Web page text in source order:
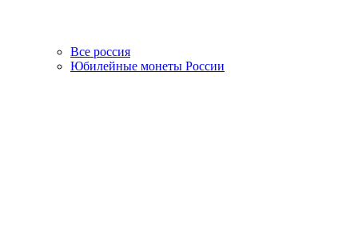
Все россия
Юбилейные монеты России